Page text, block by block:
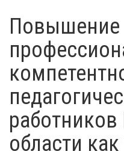
Повышение
работников
области